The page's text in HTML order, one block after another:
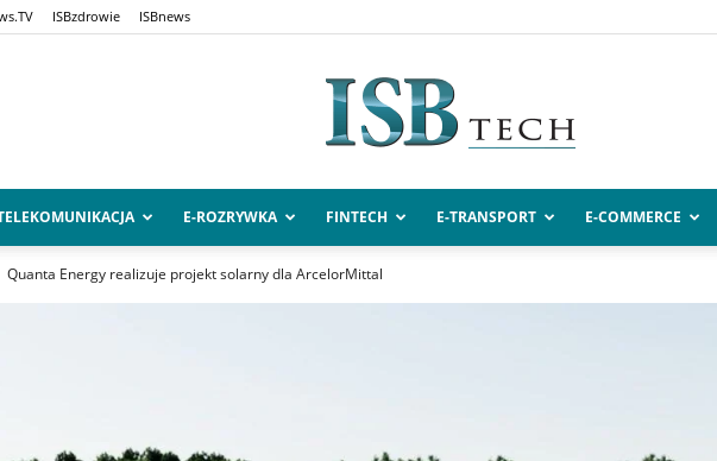
ISBzdrowie ISBnews
ISBtech.pl
E-ROZRYWKA FINTECH E-TRANSPORT E-COMMERCE
Quanta Energy realizuje projekt solarny dla ArcelorMittal